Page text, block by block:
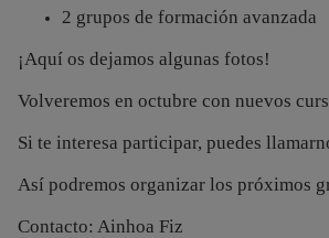
2 grupos de formación avanzada
¡Aquí os dejamos algunas fotos!
Volveremos en octubre con nuevos
Si te interesa participar, puedes
Así podremos organizar los próximos
Contacto: Ainhoa Fiz